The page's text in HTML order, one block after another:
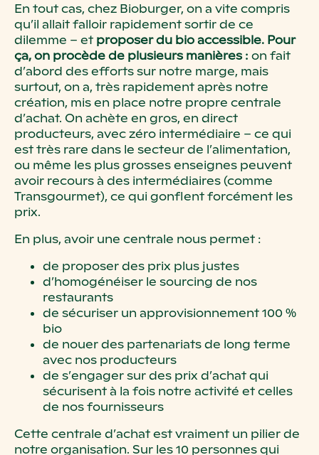
En tout cas, chez Bioburger, on a vite compris
qu’il allait falloir rapidement sortir de ce
dilemme – et proposer du bio accessible. Pour
ça, on procède de plusieurs manières : on fait
d’abord des efforts sur notre marge, mais
surtout, on a, très rapidement après notre
création, mis en place notre propre centrale
d’achat. On achète en gros, en direct
producteurs, avec zéro intermédiaire – ce qui
est très rare dans le secteur de l’alimentation,
ou même les plus grosses enseignes peuvent
avoir recours à des intermédiaires (comme
Transgourmet), ce qui gonflent forcément les
prix.
En plus, avoir une centrale nous permet :
de proposer des prix plus justes
d’homogénéiser le sourcing de nos
restaurants
de sécuriser un approvisionnement 100 %
bio
de nouer des partenariats de long terme
avec nos producteurs
de s’engager sur des prix d’achat qui
sécurisent à la fois notre activité et celles
de nos fournisseurs
Cette centrale d’achat est vraiment un pilier de
notre organisation. Sur les 10 personnes qui